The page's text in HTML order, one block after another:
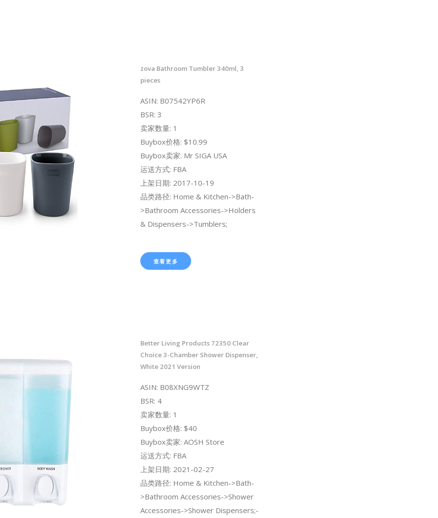
zova Bathroom Tumbler 340ml, 3
pieces
ASIN: B07542YP6R
BSR: 3
卖家数量: 1
Buybox价格: $10.99
Buybox卖家: Mr SIGA USA
运送方式: FBA
上架日期: 2017-10-19
品类路径: Home & Kitchen->Bath-
>Bathroom Accessories->Holders
& Dispensers->Tumblers;
查看更多
Better Living Products 72350 Clear
Choice 3-Chamber Shower Dispenser,
White 2021 Version
ASIN: B08XNG9WTZ
BSR: 4
卖家数量: 1
Buybox价格: $40
Buybox卖家: AOSH Store
运送方式: FBA
上架日期: 2021-02-27
品类路径: Home & Kitchen->Bath-
>Bathroom Accessories->Shower
Accessories->Shower Dispensers;-